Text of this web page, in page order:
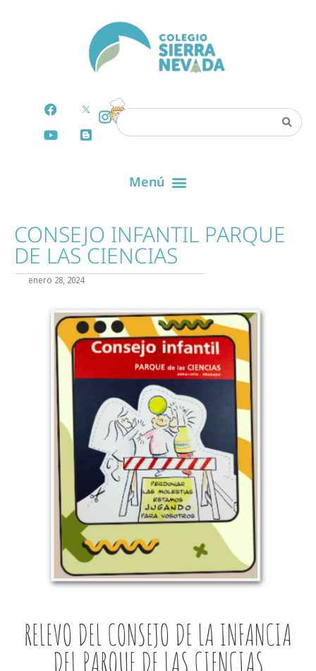
CONSEJO INFANTIL PARQUE
DE LAS CIENCIAS
enero 28, 2024
RELEVO DEL CONSEJO DE LA INFANCIA
DEL PARQUE DE LAS CIENCIAS